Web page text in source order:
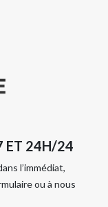
ET 24H/24
l’immédiat,
ou à nous